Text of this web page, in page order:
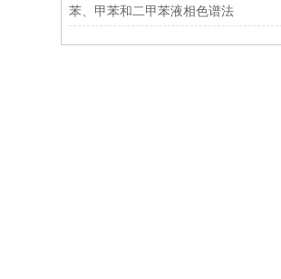
苯、甲苯和二甲苯液相色谱法